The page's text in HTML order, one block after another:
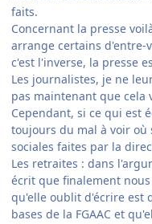
faits.
Concernant la presse
arrange certains d'entre-
c'est l'inverse, la presse
Les journalistes, je ne
pas maintenant que cela
Cependant, si ce qui est
toujours du mal à voir où
sociales faites par la
Les retraites : dans
écrit que finalement
qu'elle oublit d'écrire est
bases de la FGAAC et